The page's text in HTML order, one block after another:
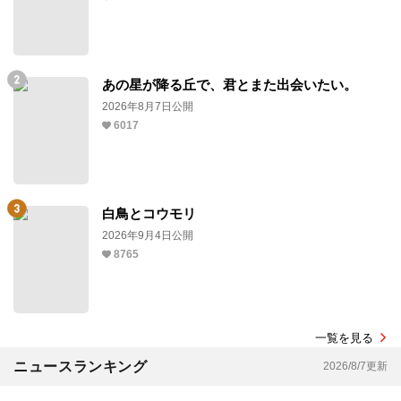
あの星が降る丘で、君とまた出会いたい。
2026年8月7日公開
6017
白鳥とコウモリ
2026年9月4日公開
8765
一覧を見る
ニュースランキング 2026/8/7更新